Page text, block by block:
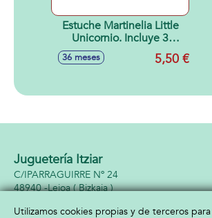
Estuche Martinelia Little
Unicornio. Incluye 3
esmaltes de Uñas,
pegatinas y caja de
36 meses 5,50 €
Juguetería Itziar
C/IPARRAGUIRRE Nº 24
48940 -Leioa( Bizkaia )
Utilizamos cookies propias y de terceros